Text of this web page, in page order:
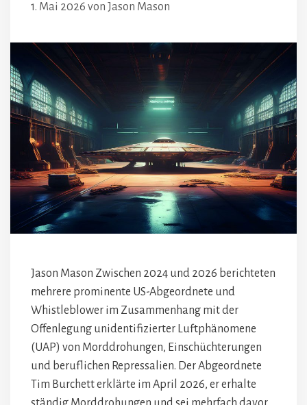
1. Mai 2026 von Jason Mason
Jason Mason Zwischen 2024 und 2026 berichteten
mehrere prominente US-Abgeordnete und
Whistleblower im Zusammenhang mit der
Offenlegung unidentifizierter Luftphänomene
(UAP) von Morddrohungen, Einschüchterungen
und beruflichen Repressalien. Der Abgeordnete
Tim Burchett erklärte im April 2026, er erhalte